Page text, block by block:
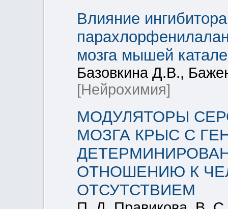
Влияние
мозга мышей
Базовкина Д.В.,
[Нейрохимия]
МОДУЛЯТОРЫ
МОЗГА КРЫС С
ОТНОШЕНИЮ К
ОТСУТСТВИЕМ